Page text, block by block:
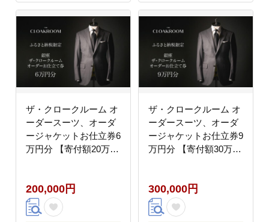
ザ・クロークルーム オ
ーダースーツ、オーダ
ージャケットお仕立券6
万円分 【寄付額20万
服 ビジネス 贈答 ギフ
ト チケット 高級 お祝
い 高級スーツ オーダー
200,000円
ザ・クロークルーム オ
ーダースーツ、オーダ
ージャケットお仕立券9
万円分 【寄付額30万
服 ビジネス 贈答 ギフ
ト チケット 高級 お祝
い 高級スーツ オーダー
300,000円